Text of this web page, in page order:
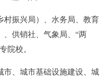
村振兴局）
、水务局、教育
供销社、气象局、 “两
院校。
市 城市基础设施建设
城